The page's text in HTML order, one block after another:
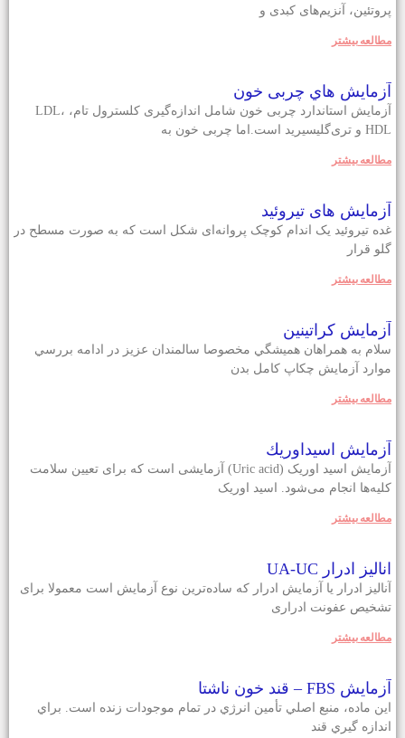
پروتئین، آنزیم‌های کبدی و
مطالعه بيشتر
آزمایش هاي چربی خون
آزمایش استاندارد چربی خون شامل اندازه‌گیری کلسترول تام، LDL،
HDLو تری‌گلیسیرید است.اما چربی خون به
مطالعه بيشتر
آزمایش های تیروئید
غده تیروئید یک اندام کوچک پروانه‌ای شکل است که به صورت مسطح در
گلو قرار
مطالعه بيشتر
آزمايش كراتينين
سلام به همراهان هميشگي مخصوصا سالمندان عزيز در ادامه بررسي
موارد آزمايش چكاپ كامل بدن
مطالعه بيشتر
آزمايش اسيداوريك
آزمایش اسید اوریک (Uric acid) آزمایشی است که برای تعیین سلامت
کلیه‌ها انجام می‌شود. اسید اوریک
مطالعه بيشتر
انالیز ادرار UA-UC
آنالیز ادرار یا آزمایش ادرار که ساده‌ترین نوع آزمایش است معمولا برای
تشخیص عفونت ادراری
مطالعه بيشتر
آزمایش FBS – قند خون ناشتا
اين ماده، منبع اصلي تأمين انرژي در تمام موجودات زنده است. براي
اندازه گيري قند